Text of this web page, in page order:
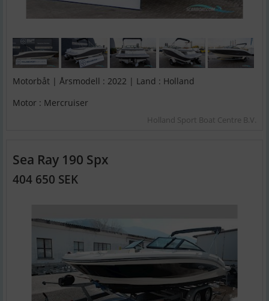
Motorbåt | Årsmodell : 2022 | Land : Holland
Motor : Mercruiser
Holland Sport Boat Centre B.V.
Sea Ray 190 Spx
404 650 SEK